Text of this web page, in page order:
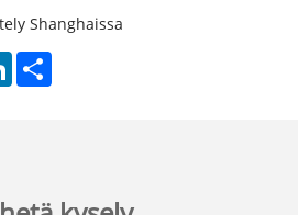
Shanghaissa
LinkedIn